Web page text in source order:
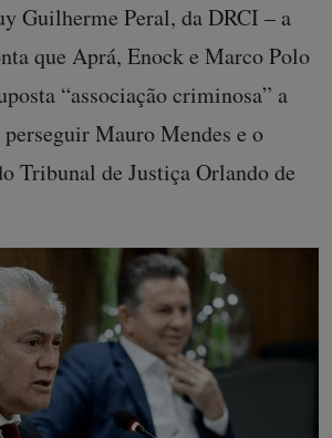
Guilherme Peral, da DRCI – a
que Aprá, Enock e Marco Polo
“associação criminosa” a
Mauro Mendes e o
Tribunal de Justiça Orlando de